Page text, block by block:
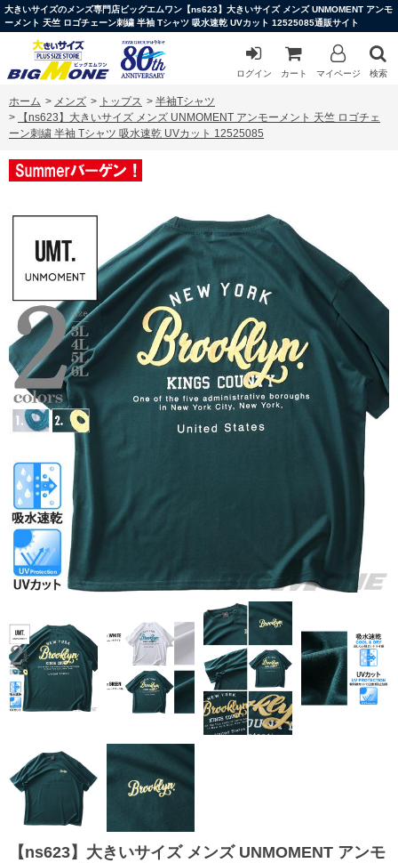
大きいサイズのメンズ専門店ビッグエムワン【ns623】大きいサイズ メンズ UNMOMENT アンモ
ーメント 天竺 ロゴチェーン刺繍 半袖 Tシャツ 吸水速乾 UVカット 12525085通販サイト
ログイン カート マイページ 検索
ホーム > メンズ > トップス > 半袖Tシャツ
>
【ns623】大きいサイズ メンズ UNMOMENT アンモーメント 天竺 ロゴチェ
ーン刺繍 半袖 Tシャツ 吸水速乾 UVカット 12525085
【ns623】大きいサイズ メンズ UNMOMENT アンモ